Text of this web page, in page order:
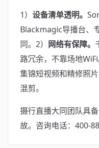
1） 设备清单透明。
Blackmagic导播台
同。2） 网络有保障。
路冗余，不靠场地WiFi
集锦短视频和精修照
混剪。
摄行直播大同团队具
故。咨询电话：400-